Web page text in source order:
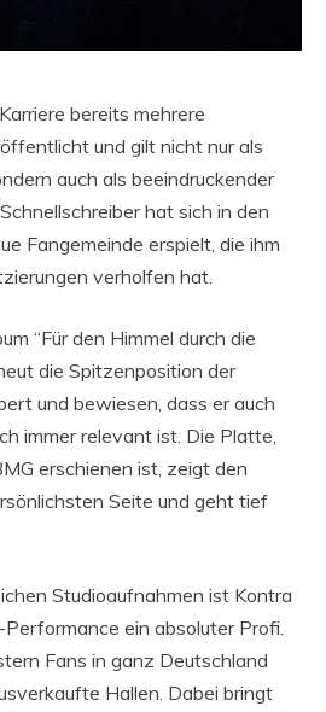
bereits mehrere
und gilt nicht nur als
auch als beeindruckender
hat sich in den
Fangemeinde erspielt, die ihm
verholfen hat.
“Für den Himmel durch die
die Spitzenposition der
und bewiesen, dass er auch
immer relevant ist. Die Platte,
erschienen ist, zeigt den
Seite und geht tief
Studioaufnahmen ist Kontra
ein absoluter Profi.
Fans in ganz Deutschland
Hallen. Dabei bringt